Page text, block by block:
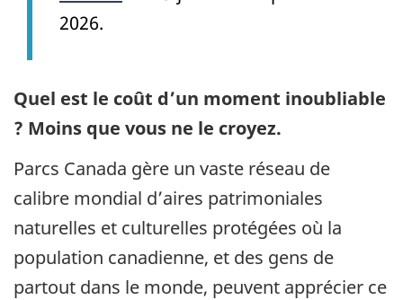
2026.
Quel est le coût d’un moment inoubliable
? Moins que vous ne le croyez.
Parcs Canada gère un vaste réseau de
calibre mondial d’aires patrimoniales
naturelles et culturelles protégées où la
population canadienne, et des gens de
partout dans le monde, peuvent apprécier ce